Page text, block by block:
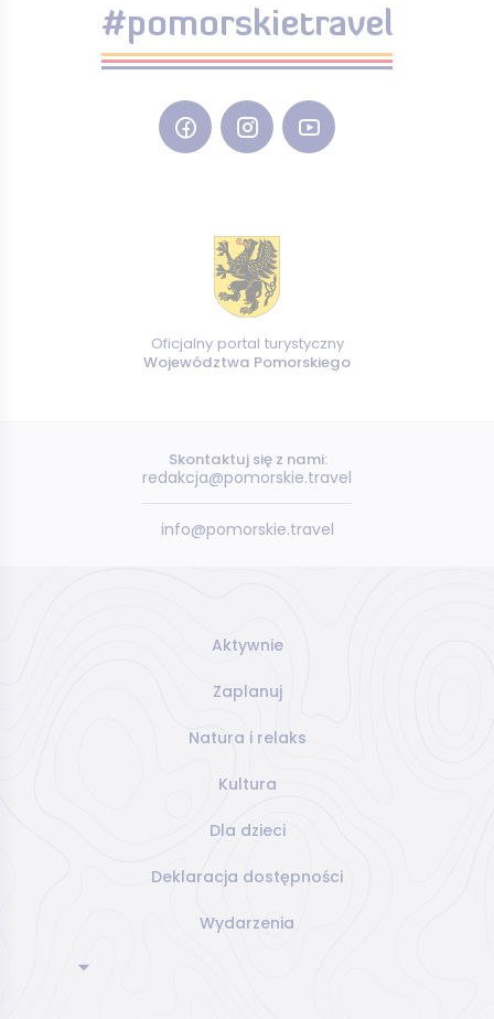
#pomorskietravel
Oficjalny portal turystyczny
Województwa Pomorskiego
Skontaktuj się z nami:
redakcja@pomorskie.travel
info@pomorskie.travel
Aktywnie
Zaplanuj
Natura i relaks
Kultura
Dla dzieci
Deklaracja dostępności
Wydarzenia